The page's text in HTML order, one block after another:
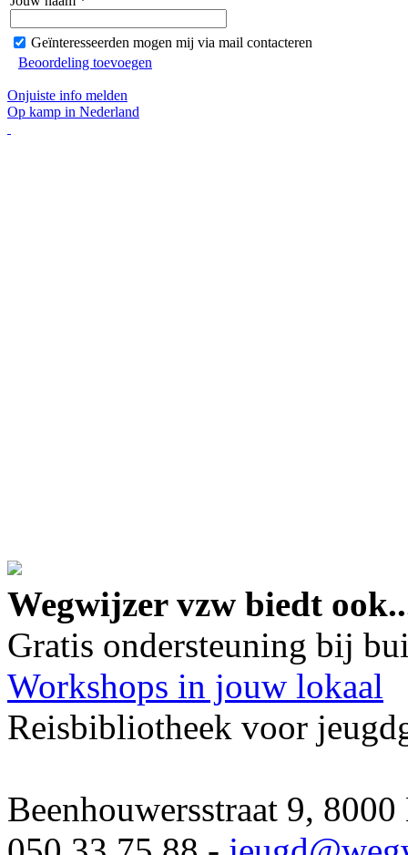
Geïnteresseerden mogen mij via mail contacteren
Beoordeling toevoegen
Onjuiste info melden
Op kamp in Nederland
Wegwijzer vzw biedt
Gratis ondersteuning bij
Workshops in jouw lokaal
Reisbibliotheek voor
Beenhouwersstraat 9,